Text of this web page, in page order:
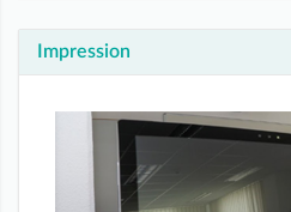
Impression